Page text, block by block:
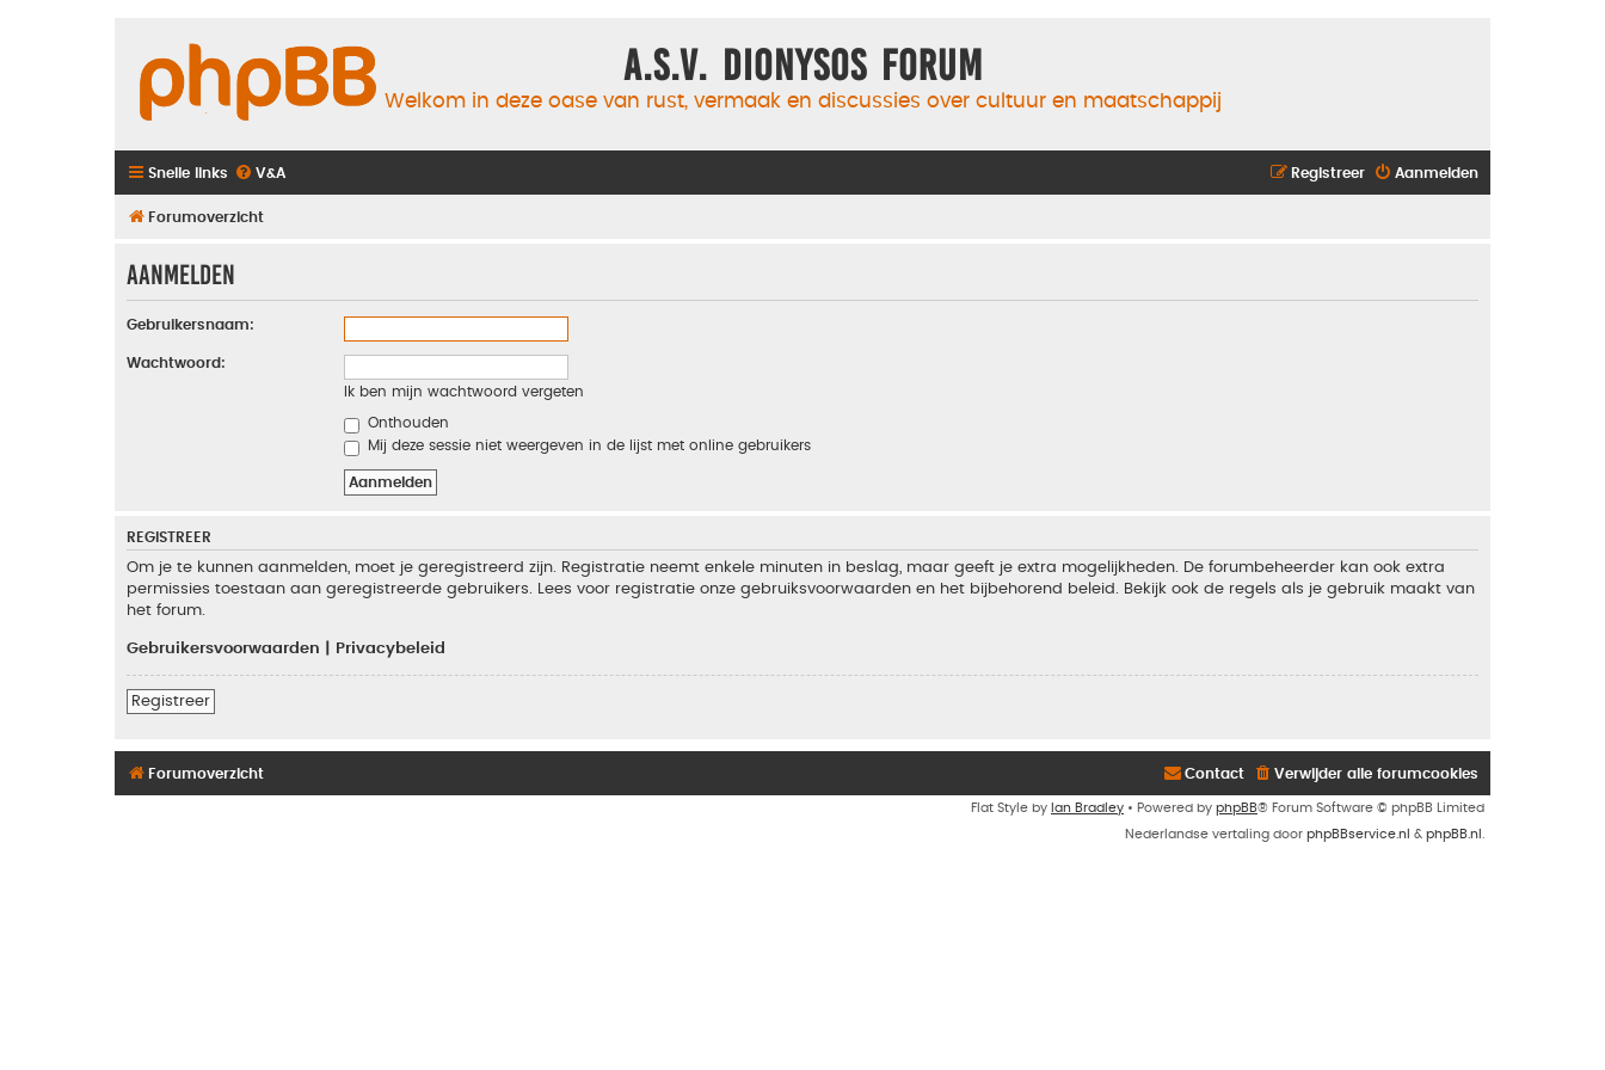
A.S.V. Dionysos Forum
Welkom in deze oase van rust, vermaak en discussies over cultuur en maatschappij
Snelle links V&A Aanmelden
Registreer
Forumoverzicht
Aanmelden
Gebruikersnaam:
Wachtwoord:
Ik ben mijn wachtwoord vergeten
Onthouden
Mij deze sessie niet weergeven in de lijst met online gebruikers
REGISTREER
Om je te kunnen aanmelden, moet je geregistreerd zijn. Registratie neemt enkele minuten in beslag, maar geeft je extra mogelijkheden. De forumbeheerder kan ook extra
permissies toestaan aan geregistreerde gebruikers. Lees voor registratie onze gebruiksvoorwaarden en het bijbehorend beleid. Bekijk ook de regels als je gebruik maakt van
het forum.
Gebruikersvoorwaarden Privacybeleid
Registreer
Forumoverzicht Verwijder alle forumcookies
Contact
Flat Style by Ian Bradley • Powered by phpBB® Forum Software © phpBB Limited
Nederlandse vertaling door phpBBservice.nl & phpBB.nl